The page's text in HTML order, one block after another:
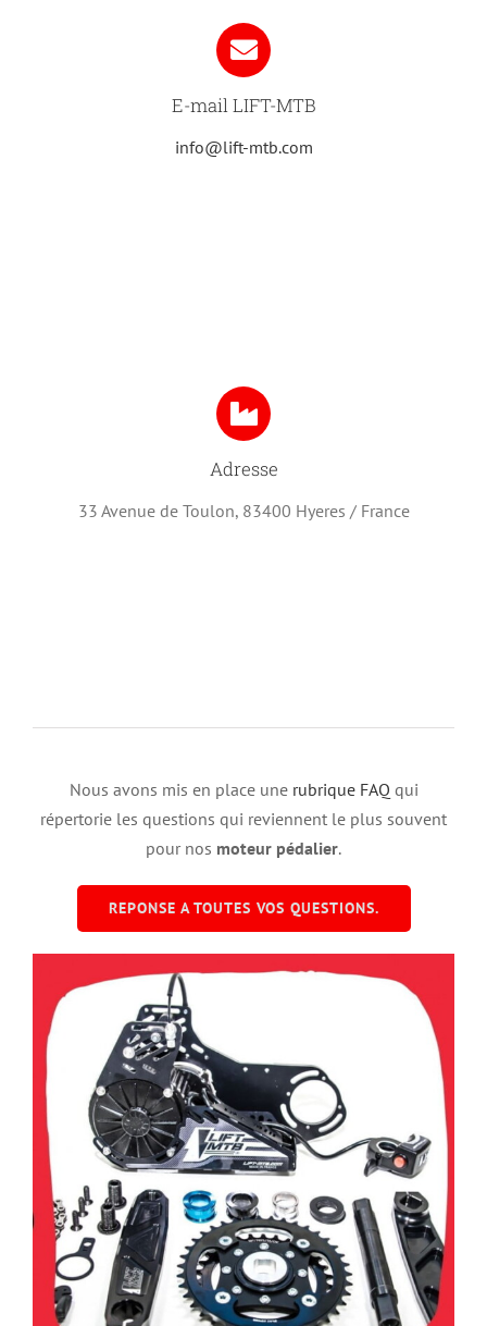
E-mail LIFT-MTB
info@lift-mtb.com
Adresse
33 Avenue de Toulon, 83400 Hyeres / France
Nous avons mis en place une rubrique FAQ qui
répertorie les questions qui reviennent le plus souvent
pour nos moteur pédalier.
REPONSE A TOUTES VOS QUESTIONS.